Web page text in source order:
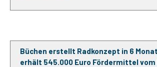
Büchen erstellt Radkonzept in 6
erhält 545.000 Euro Fördermittel vom